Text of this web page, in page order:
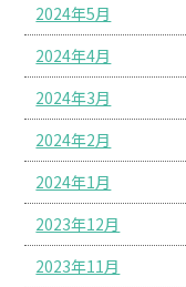
2024年5月
2024年4月
2024年3月
2024年2月
2024年1月
2023年12月
2023年11月